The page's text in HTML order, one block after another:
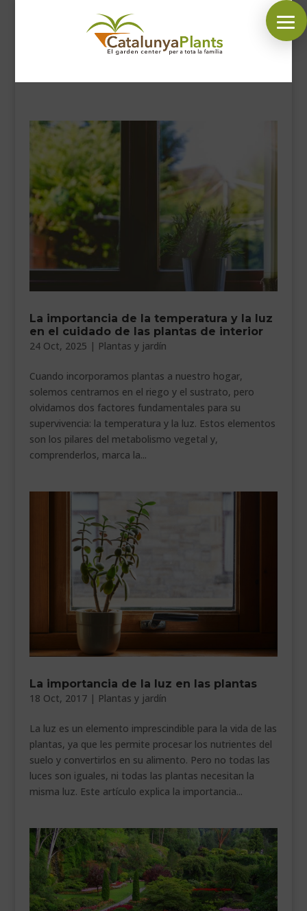
SÍGUENOS EN:
PLANTAS
COMPLEMENTOS JARDÍN
MASCOTAS
DECORACIÓN
HORARIO GARDEN
___________________________
VEURE EN CATALÀ
La importancia de la temperatura y la luz
en el cuidado de las plantas de interior
24 Oct, 2025 | Plantas y jardín
Cuando incorporamos plantas a nuestro hogar,
solemos centrarnos en el riego y el sustrato, pero
olvidamos dos factores fundamentales para su
supervivencia: la temperatura y la luz. Estos elementos
son los pilares del metabolismo vegetal y,
comprenderlos, marca la...
La importancia de la luz en las plantas
18 Oct, 2017| Plantas y jardín
La luz es un elemento imprescindible para la vida de las
plantas, ya que les permite procesar los nutrientes del
suelo y convertirlos en su alimento. Pero no todas las
luces son iguales, ni todas las plantas necesitan la
misma luz. Este artículo explica la importancia...